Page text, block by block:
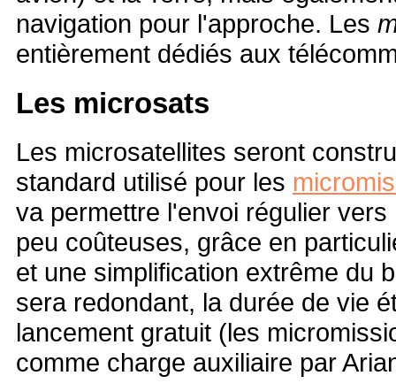
navigation pour l'approche. Les
entièrement dédiés aux
Les microsats
Les microsatellites seront
standard utilisé pour les
va permettre l'envoi régulier
peu coûteuses, grâce en
et une simplification extrême du
sera redondant, la durée de vie
lancement gratuit (les
comme charge auxiliaire par